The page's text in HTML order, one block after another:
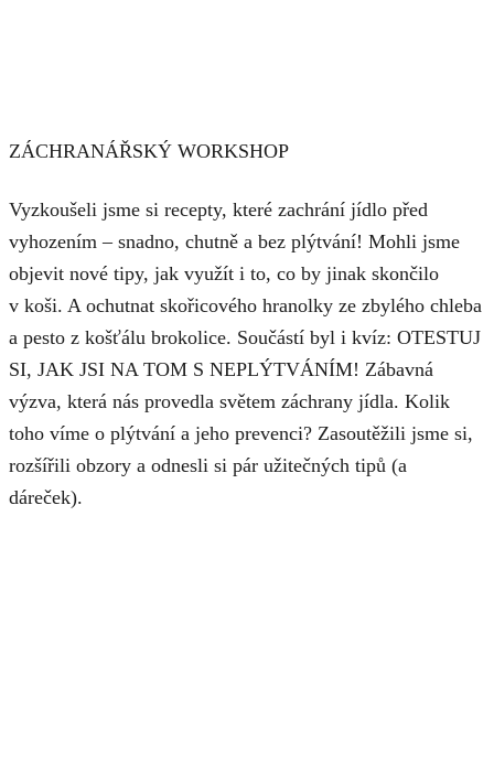
ZÁCHRANÁŘSKÝ WORKSHOP
Vyzkoušeli jsme si recepty, které zachrání jídlo před
vyhozením – snadno, chutně a bez plýtvání! Mohli jsme
objevit nové tipy, jak využít i to, co by jinak skončilo
v koši. A ochutnat skořicového hranolky ze zbylého chleba
a pesto z košťálu brokolice. Součástí byl i kvíz: OTESTUJ
SI, JAK JSI NA TOM S NEPLÝTVÁNÍM! Zábavná
výzva, která nás provedla světem záchrany jídla. Kolik
toho víme o plýtvání a jeho prevenci? Zasoutěžili jsme si,
rozšířili obzory a odnesli si pár užitečných tipů (a
dáreček).